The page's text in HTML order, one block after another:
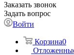
Заказать звонок
Задать вопрос
Войти
Корзина0